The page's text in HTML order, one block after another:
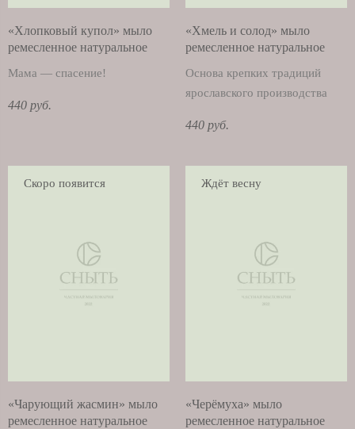
«Хлопковый купол» мыло
ремесленное натуральное
Мама — спасение!
440 руб.
«Хмель и солод» мыло
ремесленное натуральное
Основа крепких традиций
ярославского производства
440 руб.
Скоро появится
«Чарующий жасмин» мыло
ремесленное натуральное
Ждёт весну
«Черёмуха» мыло
ремесленное натуральное